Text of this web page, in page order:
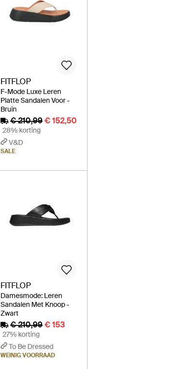
FITFLOP
F-Mode Luxe Leren
Platte Sandalen Voor -
Bruin
€ 210,99€ 152,50
28% korting
V&D
SALE
FITFLOP
Damesmode: Leren
Sandalen Met Knoop -
Zwart
€ 210,99€ 153
27% korting
To Be Dressed
WEINIG VOORRAAD